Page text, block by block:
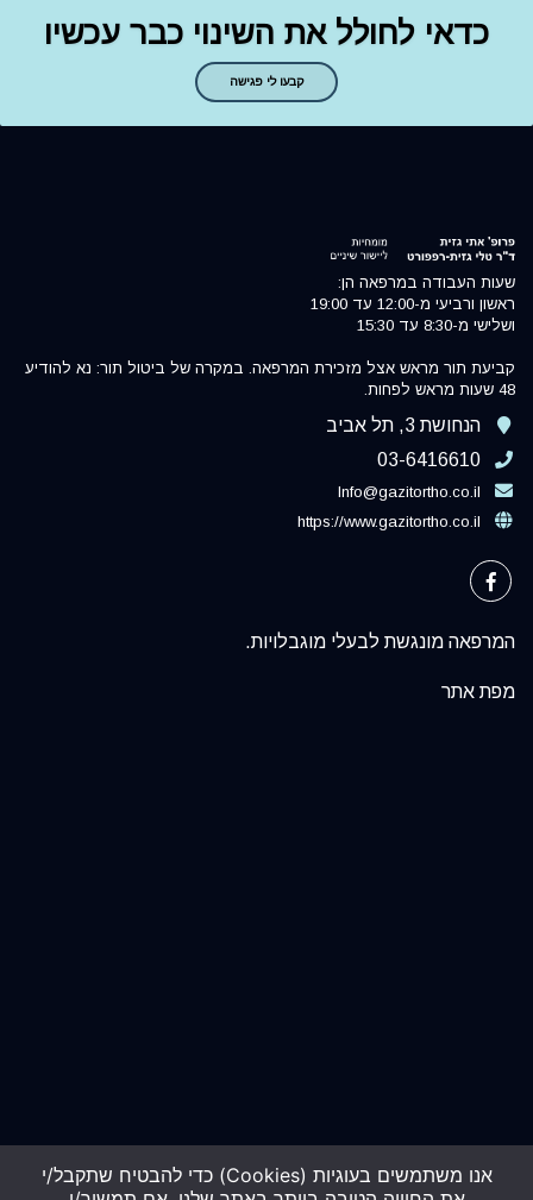
כדאי לחולל את השינוי כבר עכשיו
קבעו לי פגישה
שעות העבודה במרפאה הן:
ראשון ורביעי מ-12:00 עד 19:00
ושלישי מ-8:30 עד 15:30
קביעת תור מראש אצל מזכירת המרפאה. במקרה של ביטול תור: נא להודיע
48 שעות מראש לפחות.
הנחושת 3, תל אביב
03-6416610
Info@gazitortho.co.il
https://www.gazitortho.co.il
המרפאה מונגשת לבעלי מוגבלויות.
מפת אתר
אנו משתמשים בעוגיות (Cookies) כדי להבטיח שתקבל/י